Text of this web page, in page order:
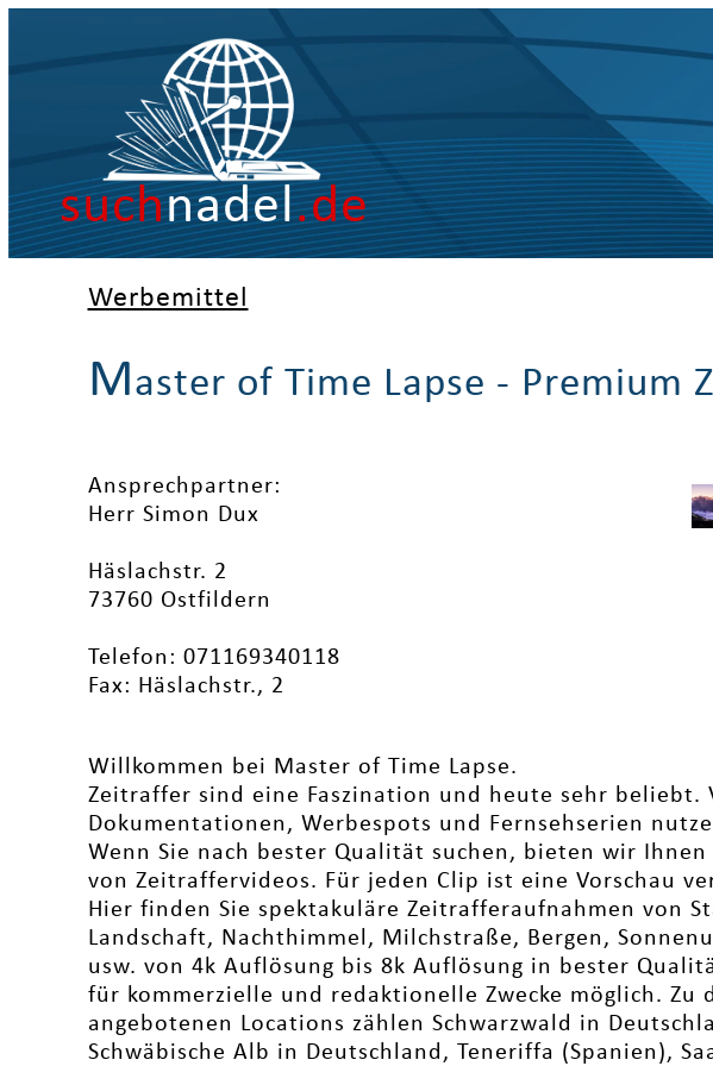
suchnadel.de
Werbemittel
Master of Time Lapse - Premium
Ansprechpartner:
Herr Simon Dux
Häslachstr. 2
73760 Ostfildern
Telefon: 071169340118
Fax: Häslachstr., 2
Willkommen bei Master of Time Lapse.
Zeitraffer sind eine Faszination und heute sehr beliebt.
Dokumentationen, Werbespots und Fernsehserien
Wenn Sie nach bester Qualität suchen, bieten wir Ihnen
von Zeitraffervideos. Für jeden Clip ist eine Vorschau
Hier finden Sie spektakuläre Zeitrafferaufnahmen von
Landschaft, Nachthimmel, Milchstraße, Bergen,
usw. von 4k Auflösung bis 8k Auflösung in bester
für kommerzielle und redaktionelle Zwecke möglich. Zu
angebotenen Locations zählen Schwarzwald in
Schwäbische Alb in Deutschland, Teneriffa (Spanien),